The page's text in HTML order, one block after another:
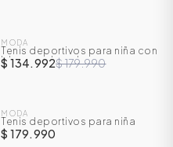
- 25 %
MODA
Tenis deportivos para niña con
bloques de color
$ 134.992$ 179.990
MODA
Tenis deportivos para niña
$ 179.990